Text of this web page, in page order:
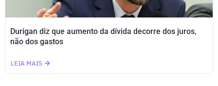
Durigan diz que aumento da dívida decorre dos juros,
não dos gastos
LEIA MAIS